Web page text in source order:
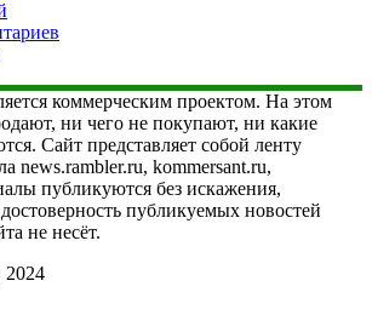
коммерческим проектом. На этом
ни чего не покупают, ни какие
Сайт представляет собой ленту
news.rambler.ru, kommersant.ru,
публикуются без искажения,
достоверность публикуемых новостей
не несёт.
2024